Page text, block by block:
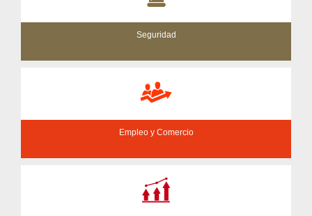
Seguridad
Empleo y Comercio